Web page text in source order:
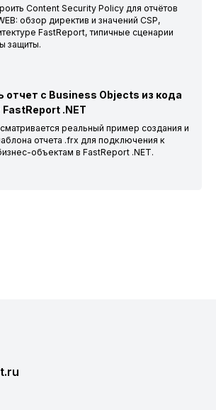
Content Security Policy для отчётов
обзор директив и значений CSP,
FastReport, типичные сценарии
защиты.
отчет с Business Objects из кода
.NET
реальный пример создания и
отчета .frx для подключения к
объектам в FastReport .NET.